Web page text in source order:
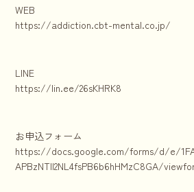
WEB
https://addiction.cbt-mental.co.jp/
LINE
https://lin.ee/26sKHRK8
お申込フォーム
https://docs.google.com/forms/d/e/
APBzNTll2NL4fsPB6b6hHMzC8GA/